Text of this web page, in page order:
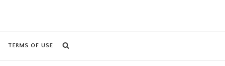
TERMS OF USE